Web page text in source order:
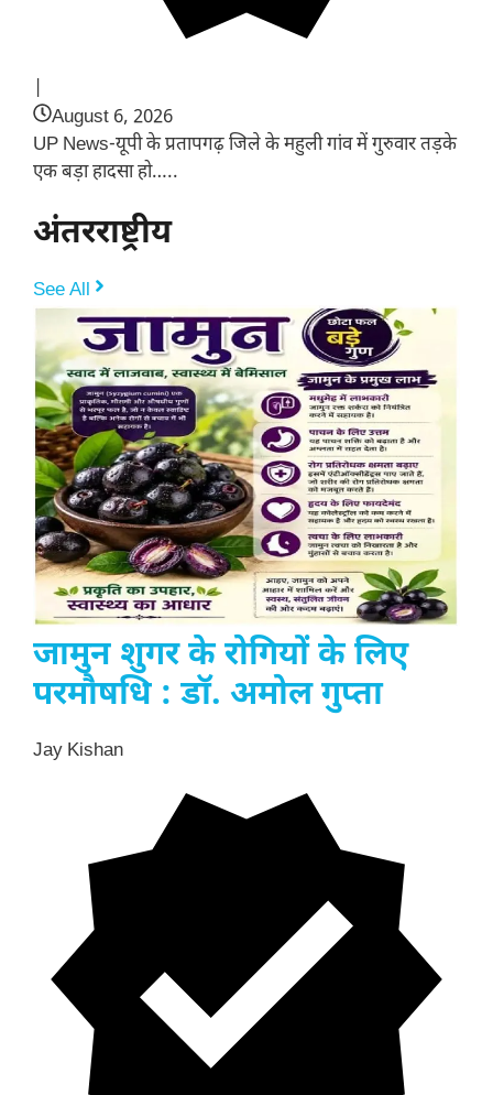
August 6, 2026
UP News-यूपी के प्रतापगढ़ जिले के महुली गांव में गुरुवार तड़के
एक बड़ा हादसा हो…..
अंतरराष्ट्रीय
See All
जामुन शुगर के रोगियों के लिए
परमौषधि : डॉ. अमोल गुप्ता
Jay Kishan